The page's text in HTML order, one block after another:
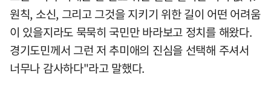
원칙, 소신, 그리고 그것을 지키기 위한 길이 어떤 어려움
이 있을지라도 묵묵히 국민만 바라보고 정치를 해왔다.
경기도민께서 그런 저 추미애의 진심을 선택해 주셔서
너무나 감사하다"라고 말했다.